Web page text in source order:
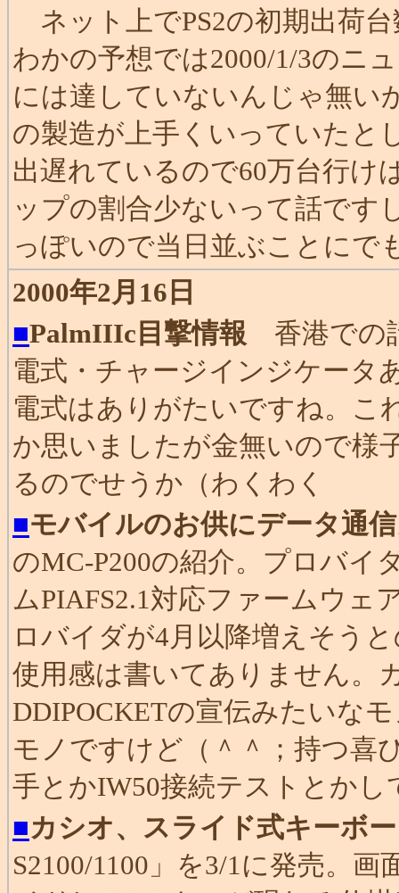
ネット上でPS2の初期出荷
わかの予想では2000/1/3のニ
には達していないんじゃ無い
の製造が上手くいっていたと
出遅れているので60万台行け
ップの割合少ないって話です
っぽいので当日並ぶことに
2000年2月16日
■PalmIIIc目撃情報 香港での
電式・チャージインジケー
電式はありがたいですね。こ
か思いましたが金無いので様
るのでせうか（わくわく
■モバイルのお供にデータ通
のMC-P200の紹介。プロバイ
ムPIAFS2.1対応ファームウェ
ロバイダが4月以降増えそ
使用感は書いてありません。
DDIPOCKETの宣伝みたいな
モノですけど（＾＾；持つ喜
手とかIW50接続テストとか
■カシオ、スライド式キーボ
S2100/1100」を3/1に発売。